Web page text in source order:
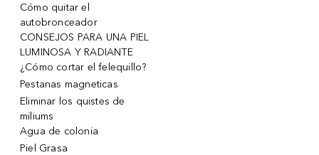
Cómo quitar el
autobronceador
CONSEJOS PARA UNA PIEL
LUMINOSA Y RADIANTE
¿Cómo cortar el felequillo?
Pestanas magneticas
Eliminar los quistes de
miliums
Agua de colonia
Piel Grasa